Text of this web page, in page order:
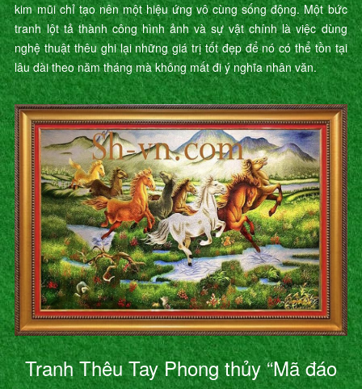
kim mũi chỉ tạo nên một hiệu ứng vô cùng sống động. Một bức
tranh lột tả thành công hình ảnh và sự vật chính là việc dùng
nghệ thuật thêu ghi lại những giá trị tốt đẹp để nó có thể tồn tại
lâu dài theo năm tháng mà không mất đi ý nghĩa nhân văn.
Tranh Thêu Tay Phong thủy “Mã đáo